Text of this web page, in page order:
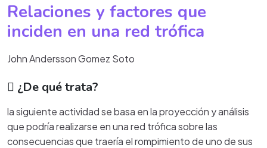
Relaciones y factores que
inciden en una red trófica
John Andersson Gomez Soto
¿De qué trata?
la siguiente actividad se basa en la proyección y análisis
que podría realizarse en una red trófica sobre las
consecuencias que traería el rompimiento de uno de sus